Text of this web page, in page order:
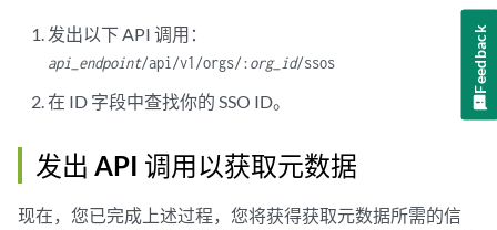
发出以下 API 调用：
api_endpoint/api/v1/orgs/:org_id/ssos
在 ID 字段中查找你的 SSO ID。
发出 API 调用以获取元数据
现在，您已完成上述过程，您将获得获取元数据所需的信
Feedback